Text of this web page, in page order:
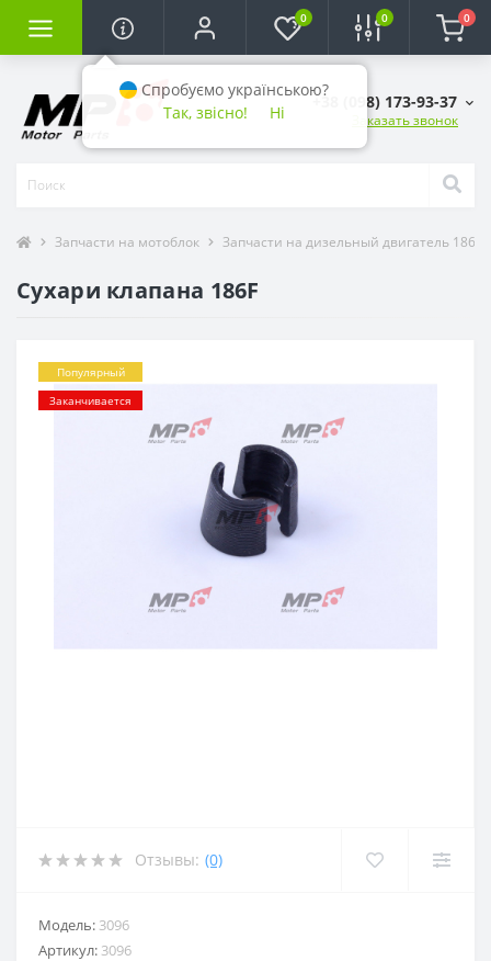
0 0 0
+38 (098) 173-93-37
Заказать звонок
Запчасти на мотоблок Запчасти на дизельный двигатель 186F
Сухари клапана 186F
Популярный
Заканчивается
Отзывы: (0)
Модель: 3096
Артикул: 3096
Спробуємо українською?
Так, звісно!
Ні